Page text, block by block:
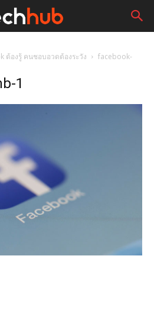
ต้องรู้ คนชอบอวดต้องระวัง
facebook-
1